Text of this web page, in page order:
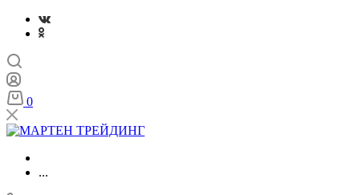
0
...